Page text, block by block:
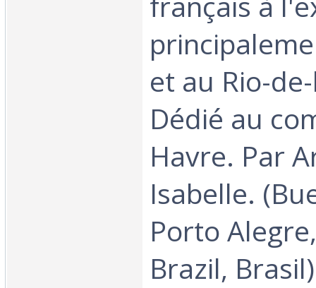
et au Rio-
Dédié au
Havre. Par
Isabelle.
Porto
Brazil, Brasil)‎